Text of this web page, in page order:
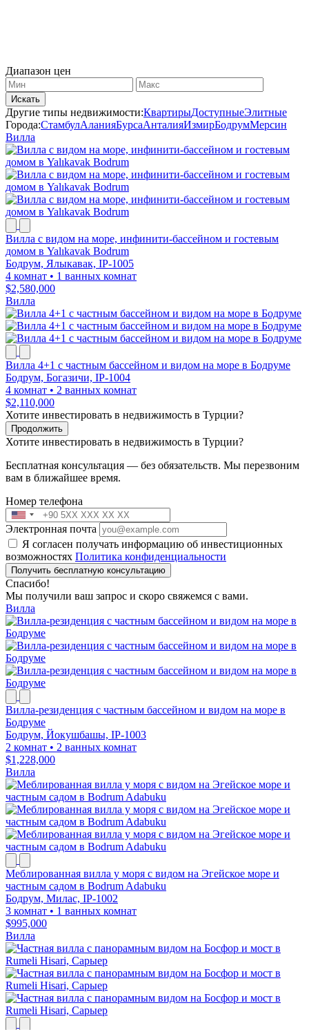
Диапазон цен
Искать
Другие типы недвижимости:КвартирыДоступныеЭлитные
Города:СтамбулАланияБурсaАнталияИзмирБодрумМерсин
Вилла
Вилла с видом на море, инфинити-бассейном и гостевым
домом в Yalıkavak Bodrum
Бодрум, Ялыкавак, IP-1005
4 комнат • 1 ванных комнат
$2,580,000
Вилла
Вилла 4+1 с частным бассейном и видом на море в Бодруме
Бодрум, Богазичи, IP-1004
4 комнат • 2 ванных комнат
$2,110,000
Хотите инвестировать в недвижимость в Турции?
Продолжить
Хотите инвестировать в недвижимость в Турции?
Бесплатная консультация — без обязательств. Мы перезвоним
вам в ближайшее время.
Номер телефона
Электронная почта
Я согласен получать информацию об инвестиционных
возможностях Политика конфиденциальности
Получить бесплатную консультацию
Спасибо!
Мы получили ваш запрос и скоро свяжемся с вами.
Вилла
Вилла-резиденция с частным бассейном и видом на море в
Бодруме
Бодрум, Йокушбашы, IP-1003
2 комнат • 2 ванных комнат
$1,228,000
Вилла
Меблированная вилла у моря с видом на Эгейское море и
частным садом в Bodrum Adabuku
Бодрум, Милас, IP-1002
3 комнат • 1 ванных комнат
$995,000
Вилла